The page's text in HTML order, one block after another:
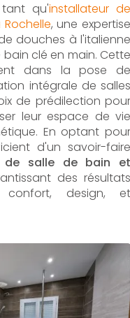
tant qu'installateur de
, une expertise
douches à l'italienne
clé en main. Cette
dans la pose de
intégrale de salles
de prédilection pour
leur espace de vie
En optant pour
d'un savoir-faire
de salle de bain et
des résultats
confort, design, et